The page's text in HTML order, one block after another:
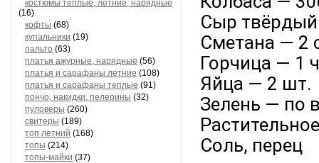
костюмы теплые, летние, нарядные
(16)
кофты (68)
купальники (19)
пальто (63)
платья ажурные, нарядные (56)
платья и сарафаны летние (108)
платья и сарафаны теплые (91)
пончо, накидки, пелерины (32)
пуловеры (260)
свитеры (189)
топ летний (168)
топы (214)
топы-майки (37)
Сыр
Сметана — 2
Горчица — 1
Яйца — 2 шт.
Зелень — по
Соль, перец